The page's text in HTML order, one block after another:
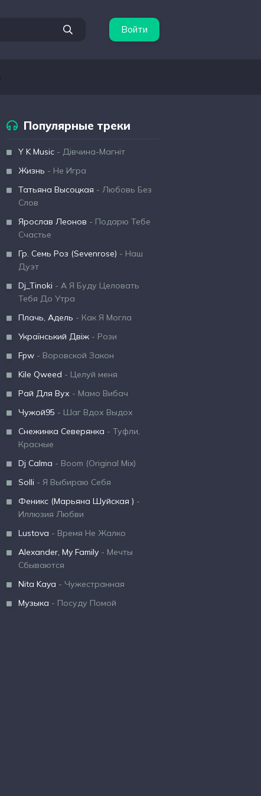
Войти
Популярные треки
Y K Music - Дівчина-Магніт
Жизнь - Не Игра
Татьяна Высоцкая - Любовь Без
Слов
Ярослав Леонов - Подарю Тебе
Счастье
Гр. Семь Роз (Sevenrose) - Наш
Дуэт
Dj_Tinoki - А Я Буду Целовать
Тебя До Утра
Плачь, Адель - Как Я Могла
Український Двіж - Рози
Fpw - Воровской Закон
Kile Qweed - Целуй меня
Рай Для Вух - Мамо Вибач
Чужой95 - Шаг Вдох Выдох
Снежинка Северянка - Туфли,
Красные
Dj Calma - Boom (Original Mix)
Solli - Я Выбираю Себя
Феникс (Марьяна Шуйская ) -
Иллюзия Любви
Lustova - Время Не Жалко
Alexander, My Family - Мечты
Сбываются
Nita Kaya - Чужестранная
Музыка - Посуду Помой